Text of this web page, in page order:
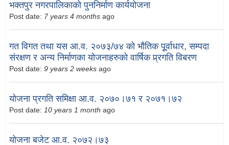
भक्तपुर नगरपालिकाको पुननिर्माण कार्ययोजना
Post date: 7 years 4 months ago
गत विगत तथा यस आ.व. २०७३/७४ को भौतिक पूूर्वाधार, सम्पदा
संरक्षण र अन्य निर्माणका योजनाहरुको वार्षिक प्र्रगति विबरण
Post date: 9 years 2 weeks ago
योजना प्रगति समिक्षा आ.व. २०७०।७१ र २०७१।७२
Post date: 10 years 1 month ago
योजना बजेट आ.व. २०७२।७३